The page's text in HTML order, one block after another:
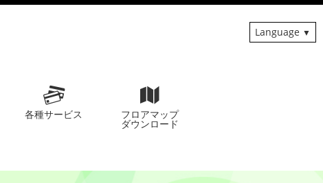
各種サービス フロアマップ
ダウンロード
Language